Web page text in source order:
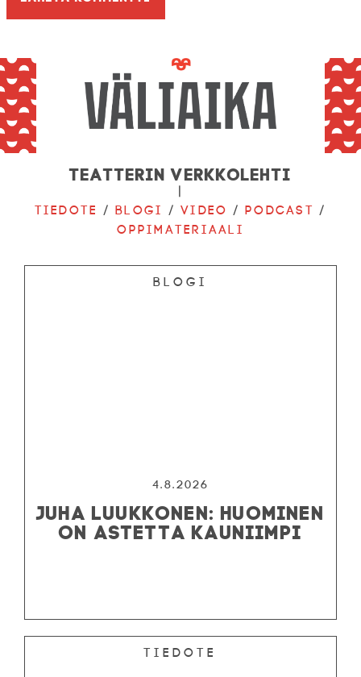
Teatterin verkkolehti
|
Tiedote /Blogi /Video /Podcast /
Oppimateriaali
Blogi
4.8.2026
JUHA LUUKKONEN: HUOMINEN
ON ASTETTA KAUNIIMPI
Tiedote